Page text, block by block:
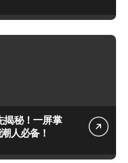
揭秘！一屏掌
人必备！